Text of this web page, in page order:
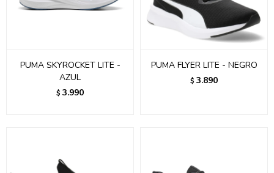
PUMA SKYROCKET LITE -
AZUL
$ 3.990
PUMA FLYER LITE - NEGRO
$ 3.890